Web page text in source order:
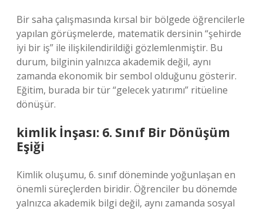
Bir saha çalışmasında kırsal bir bölgede öğrencilerle
yapılan görüşmelerde, matematik dersinin “şehirde
iyi bir iş” ile ilişkilendirildiği gözlemlenmiştir. Bu
durum, bilginin yalnızca akademik değil, aynı
zamanda ekonomik bir sembol olduğunu gösterir.
Eğitim, burada bir tür “gelecek yatırımı” ritüeline
dönüşür.
kimlikİnşası: 6. Sınıf Bir Dönüşüm
Eşiği
Kimlik oluşumu, 6. sınıf döneminde yoğunlaşan en
önemli süreçlerden biridir. Öğrenciler bu dönemde
yalnızca akademik bilgi değil, aynı zamanda sosyal